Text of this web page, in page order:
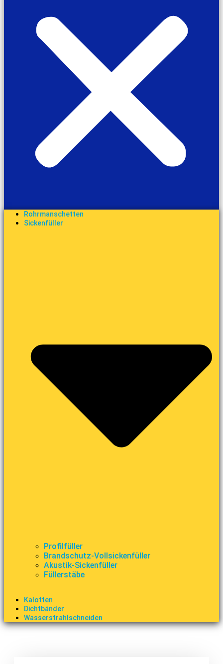
Rohrmanschetten
Sickenfüller
Profilfüller
Brandschutz-Vollsickenfüller
Akustik-Sickenfüller
Füllerstäbe
Kalotten
Dichtbänder
Wasserstrahlschneiden